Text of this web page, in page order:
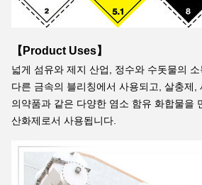
【Product Uses】
넓게 섬유와 제지 산업, 정수와 수돗물의
다른 금속의 블리칭에서 사용되고, 살충제,
의약품과 같은 다양한 염소 함유 화합물을
산화제로서 사용됩니다.